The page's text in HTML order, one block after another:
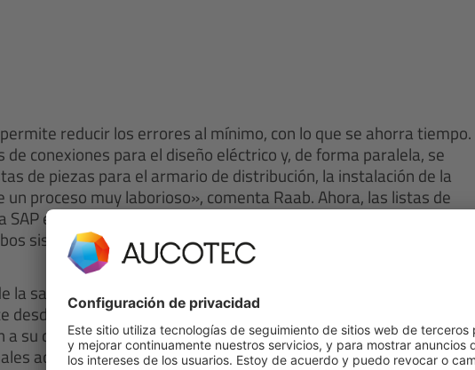
reducir los errores al mínimo, con lo que se ahorra tiempo.
conexiones para el diseño eléctrico y, de forma paralela, se
de piezas para el armario de distribución, la instalación de la
proceso muy laborioso», comenta Raab. Ahora, las listas de
en función de los encargos. «De este modo se garantiza la
sistemas», explica. Los materiales nuevos creados en SAP se
la salida de datos automatizada, por ejemplo de las etiquetas de
EB a la impresora. Asimismo, los empleados del banco de
su disposición datos de la misma calidad que el resto, ya que el
actualizados.